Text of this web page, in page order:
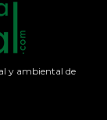
y ambiental de